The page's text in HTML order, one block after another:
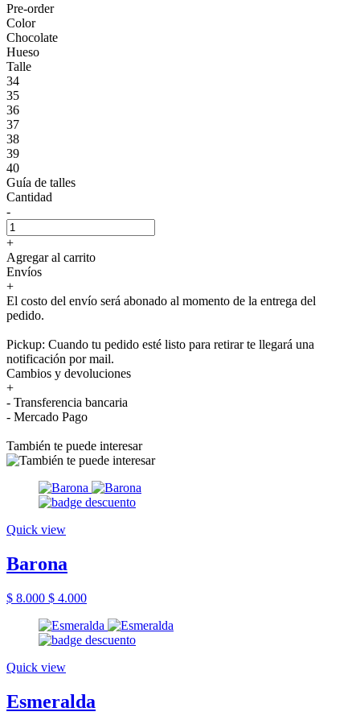
Pre-order
Color
Chocolate
Hueso
Talle
34
35
36
37
38
39
40
Guía de talles
Cantidad
-
+
Agregar al carrito
Envíos
+
El costo del envío será abonado al momento de la entrega del
pedido.
Pickup: Cuando tu pedido esté listo para retirar te llegará una
notificación por mail.
Cambios y devoluciones
+
- Transferencia bancaria
- Mercado Pago
También te puede interesar
Quick view
Barona
$ 8.000 $ 4.000
Quick view
Esmeralda